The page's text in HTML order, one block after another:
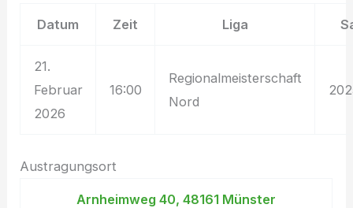
Datum Zeit Liga
21.
Februar
2026
16:00
Regionalmeisterschaft
Nord
Austragungsort
Arnheimweg 40, 48161 Münster